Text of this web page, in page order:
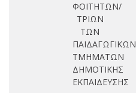
ΦΟΙΤΗΤΩΝ/
ΤΡΙΩΝ
ΤΩΝ
ΠΑΙΔΑΓΩΓΙΚΩΝ
ΤΜΗΜΑΤΩΝ
ΔΗΜΟΤΙΚΗΣ
ΕΚΠΑΙΔΕΥΣΗΣ